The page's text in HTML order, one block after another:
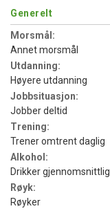
Generelt
Morsmål:
Annet morsmål
Utdanning:
Høyere utdanning
Jobbsituasjon:
Jobber deltid
Trening:
Trener omtrent daglig
Alkohol:
Drikker gjennomsnittlig
Røyk:
Røyker